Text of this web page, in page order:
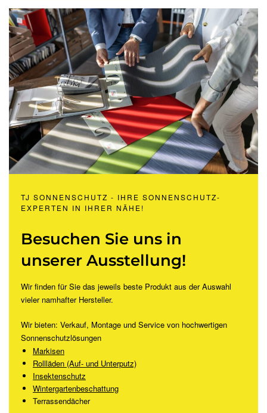
TJ SONNENSCHUTZ - IHRE SONNENSCHUTZ-
EXPERTEN IN IHRER NÄHE!
Besuchen Sie uns in
unserer Ausstellung!
Wir finden für Sie das jeweils beste Produkt aus der Auswahl
vieler namhafter Hersteller.
Wir bieten: Verkauf, Montage und Service von hochwertigen
Sonnenschutzlösungen
Markisen
Rollläden (Auf- und Unterputz)
Insektenschutz
Wintergartenbeschattung
Terrassendächer